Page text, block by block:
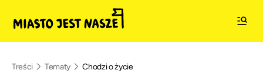
Treści Tematy Chodzi o życie